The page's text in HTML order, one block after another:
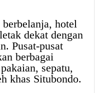
hotel
dekat dengan
Pusat-pusat
berbagai
sepatu,
khas Situbondo.